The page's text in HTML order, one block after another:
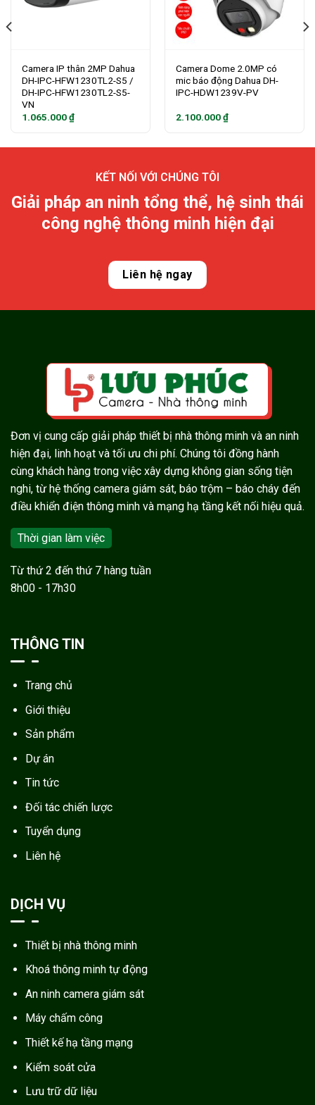
Camera IP thân 2MP Dahua
DH-IPC-HFW1230TL2-S5 /
DH-IPC-HFW1230TL2-S5-
VN
1.065.000₫
Camera Dome 2.0MP có
mic báo động Dahua DH-
IPC-HDW1239V-PV
2.100.000₫
KẾT NỐI VỚI CHÚNG TÔI
Giải pháp an ninh tổng thể, hệ sinh thái
công nghệ thông minh hiện đại
Liên hệ ngay
Đơn vị cung cấp giải pháp thiết bị nhà thông minh và an ninh
hiện đại, linh hoạt và tối ưu chi phí. Chúng tôi đồng hành
cùng khách hàng trong việc xây dựng không gian sống tiện
nghi, từ hệ thống camera giám sát, báo trộm – báo cháy đến
điều khiển điện thông minh và mạng hạ tầng kết nối hiệu quả.
Thời gian làm việc
Từ thứ 2 đến thứ 7 hàng tuần
8h00 - 17h30
THÔNG TIN
Trang chủ
Giới thiệu
Sản phẩm
Dự án
Tin tức
Đối tác chiến lược
Tuyển dụng
Liên hệ
DỊCH VỤ
Thiết bị nhà thông minh
Khoá thông minh tự động
An ninh camera giám sát
Máy chấm công
Thiết kế hạ tầng mạng
Kiểm soát cửa
Lưu trữ dữ liệu